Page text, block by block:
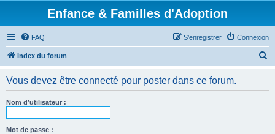
Enfance & Familles d'Adoption
FAQ Connexion
S’enregistrer
Index du forum
Vous devez être connecté pour poster dans ce forum.
Nom d’utilisateur :
Mot de passe :